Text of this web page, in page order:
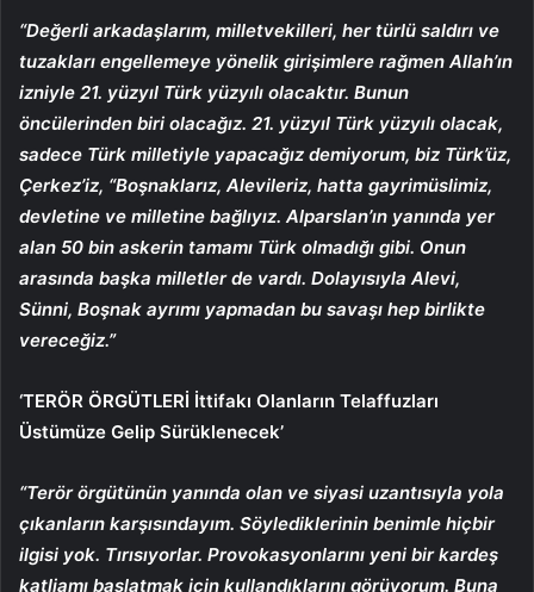
“Değerli arkadaşlarım, milletvekilleri, her türlü saldırı ve
tuzakları engellemeye yönelik girişimlere rağmen Allah’ın
izniyle 21. yüzyıl Türk yüzyılı olacaktır. Bunun
öncülerinden biri olacağız. 21. yüzyıl Türk yüzyılı olacak,
sadece Türk milletiyle yapacağız demiyorum, biz Türk’üz,
Çerkez’iz, “Boşnaklarız, Alevileriz, hatta gayrimüslimiz,
devletine ve milletine bağlıyız. Alparslan’ın yanında yer
alan 50 bin askerin tamamı Türk olmadığı gibi. Onun
arasında başka milletler de vardı. Dolayısıyla Alevi,
Sünni, Boşnak ayrımı yapmadan bu savaşı hep birlikte
vereceğiz.”
‘TERÖR ÖRGÜTLERİ İttifakı Olanların Telaffuzları
Üstümüze Gelip Sürüklenecek’
“Terör örgütünün yanında olan ve siyasi uzantısıyla yola
çıkanların karşısındayım. Söylediklerinin benimle hiçbir
ilgisi yok. Tırısıyorlar. Provokasyonlarını yeni bir kardeş
katliamı başlatmak için kullandıklarını görüyorum. Buna